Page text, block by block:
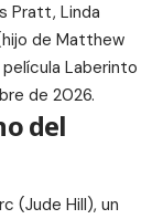
Pratt, Linda
de Matthew
Laberinto
de 2026.
del
(Jude Hill), un